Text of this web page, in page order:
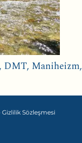
Maniheizm,
Gizlilik Sözleşmesi